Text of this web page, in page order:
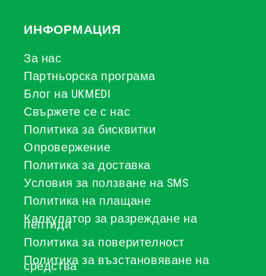
ИНФОРМАЦИЯ
За нас
Партньорска програма
Блог на UKMEDI
Свържете се с нас
Политика за бисквитки
Опровержение
Политика за доставка
Условия за ползване на SMS
Политика на плащане
Калкулатор за разреждане на
пептиди
Политика за поверителност
Политика за възстановяване на
средства